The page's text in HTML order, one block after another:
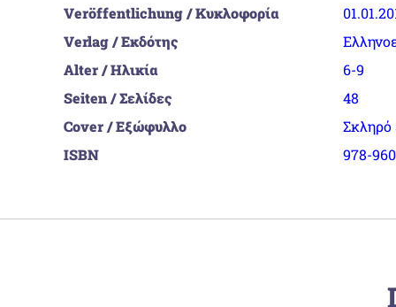
Veröffentlichung / Κυκλοφορία
Verlag / Εκδότης
Alter / Ηλικία
6-9
Seiten / Σελίδες
48
Cover / Εξώφυλλο
ISBN
978-